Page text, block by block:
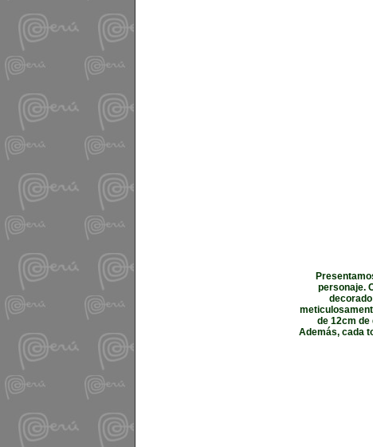
personaje.
de 12cm de
Además, cada